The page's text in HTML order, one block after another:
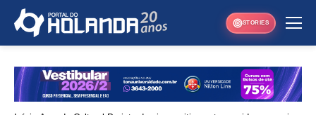
STORIES